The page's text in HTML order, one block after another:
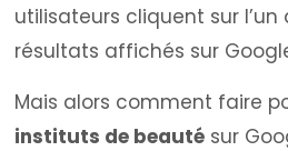
utilisateurs cliquent sur l’un
résultats affichés sur
Mais alors comment faire
instituts de beauté sur